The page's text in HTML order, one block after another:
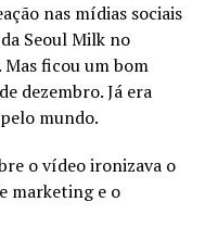
nas mídias sociais
Seoul Milk no
ficou um bom
dezembro. Já era
mundo.
o vídeo ironizava o
marketing e o